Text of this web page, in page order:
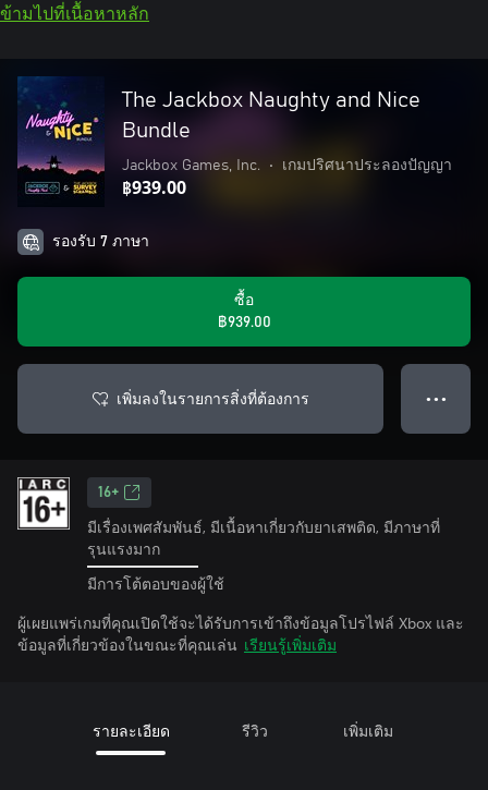
ข้ามไปที่เนื้อหาหลัก
The Jackbox Naughty and Nice
Bundle
Jackbox Games, Inc. • เกมปริศนาประลองปัญญา
฿939.00
รองรับ 7 ภาษา
ซื้อ
฿939.00
เพิ่มลงในรายการสิ่งที่ต้องการ ● ● ●
16+
มีเรื่องเพศสัมพันธ์, มีเนื้อหาเกี่ยวกับยาเสพติด, มีภาษาที่
รุนแรงมาก
มีการโต้ตอบของผู้ใช้
ผู้เผยแพร่เกมที่คุณเปิดใช้จะได้รับการเข้าถึงข้อมูลโปรไฟล์ Xbox และ
ข้อมูลที่เกี่ยวข้องในขณะที่คุณเล่น เรียนรู้เพิ่มเติม
รายละเอียด รีวิว เพิ่มเติม